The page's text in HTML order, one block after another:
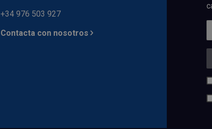
+34 976 503 927
Contacta con nosotros